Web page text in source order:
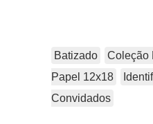
Batizado Coleção
Papel 12x18
Convidados